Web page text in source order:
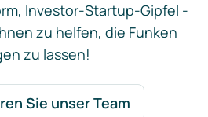
Investor-Startup-Gipfel -
zu helfen, die Funken
zu lassen!
Sie unser Team